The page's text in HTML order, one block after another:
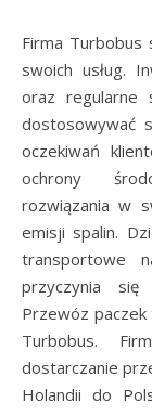
Firma Turbobus
swoich usług.
oraz regularne
dostosowywać
oczekiwań
ochrony
rozwiązania w
emisji spalin.
transportowe
przyczynia się
Przewóz paczek
Turbobus.
dostarczanie
Holandii do